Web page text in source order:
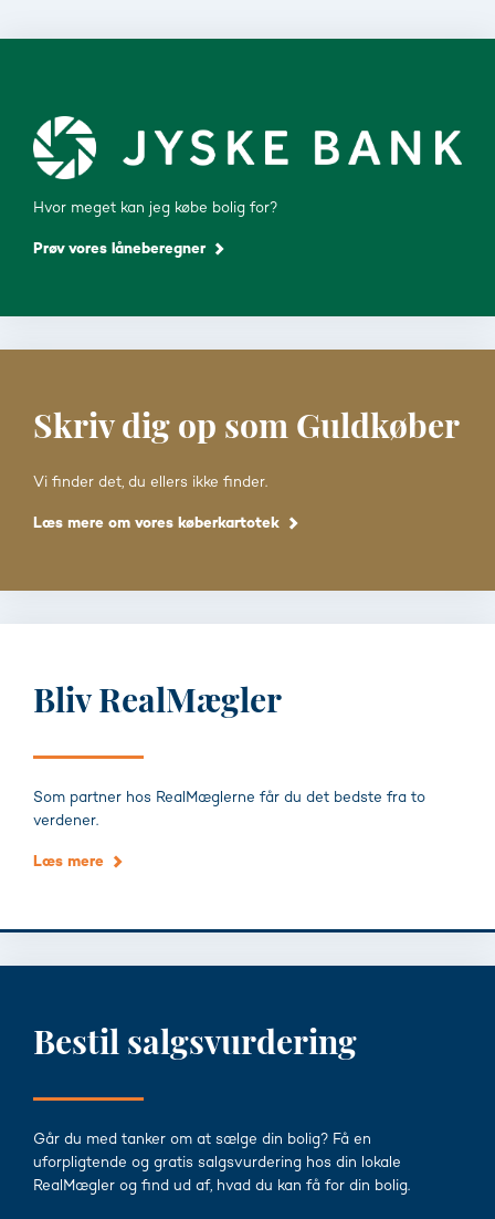
Hvor meget kan jeg købe bolig for?
Prøv vores låneberegner
Skriv dig op som Guldkøber
Vi finder det, du ellers ikke finder.
Læs mere om vores køberkartotek
Bliv RealMægler
Som partner hos RealMæglerne får du det bedste fra to
verdener.
Læs mere
Bestil salgsvurdering
Går du med tanker om at sælge din bolig? Få en
uforpligtende og gratis salgsvurdering hos din lokale
RealMægler og find ud af, hvad du kan få for din bolig.